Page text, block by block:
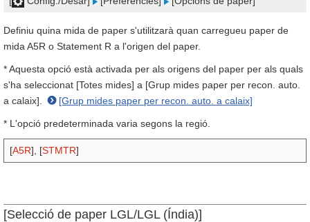
Definiu quina mida de paper s'utilitzarà quan carregueu paper de
mida A5R o Statement R a l'origen del paper.
* Aquesta opció està activada per als origens del paper per als quals
s'ha seleccionat [Totes mides] a [Grup mides paper per recon. auto.
a calaix].
[Grup mides paper per recon. auto. a calaix]
* L'opció predeterminada varia segons la regió.
[A5R], [STMTR]
[Selecció de paper LGL/LGL (Índia)]